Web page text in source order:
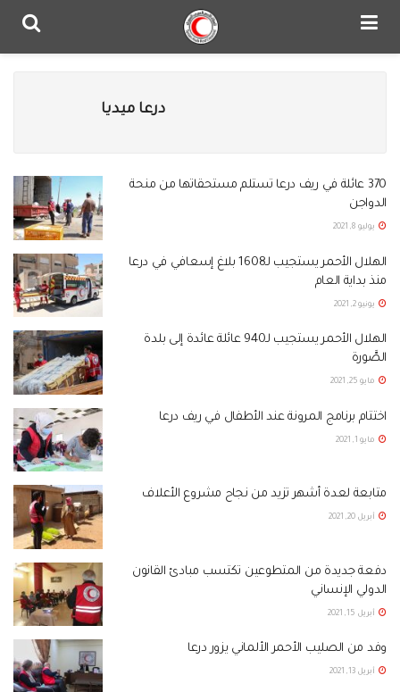
درعا ميديا
370 عائلة في ريف درعا تستلم مستحقاتها من منحة
الدواجن
يوليو 8, 2021
الهلال الأحمر يستجيب لـ1608 بلاغ إسعافي في درعا
منذ بداية العام
يونيو 2, 2021
الهلال الأحمر يستجيب لـ940 عائلة عائدة إلى بلدة
الصَّورة
مايو 25, 2021
اختتام برنامج المرونة عند الأطفال في ريف درعا
مايو 1, 2021
متابعة لعدة أشهر تزيد من نجاح مشروع الأعلاف
أبريل 20, 2021
دفعة جديدة من المتطوعين تكتسب مبادئ القانون
الدولي الإنساني
أبريل 15, 2021
وفد من الصليب الأحمر الألماني يزور درعا
أبريل 13, 2021